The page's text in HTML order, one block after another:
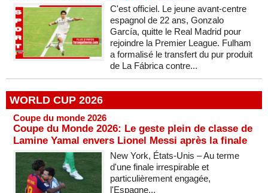
C'est officiel. Le jeune avant-centre
espagnol de 22 ans, Gonzalo
García, quitte le Real Madrid pour
rejoindre la Premier League. Fulham
a formalisé le transfert du pur produit
de La Fábrica contre...
WORLD CUP 2026
Coupe du monde 2026
Coupe du Monde 2026: Le geste plein de classe de
Lamine Yamal envers Lionel Messi après la finale
New York, États-Unis – Au terme
d'une finale irrespirable et
particulièrement engagée,
l'Espagne...